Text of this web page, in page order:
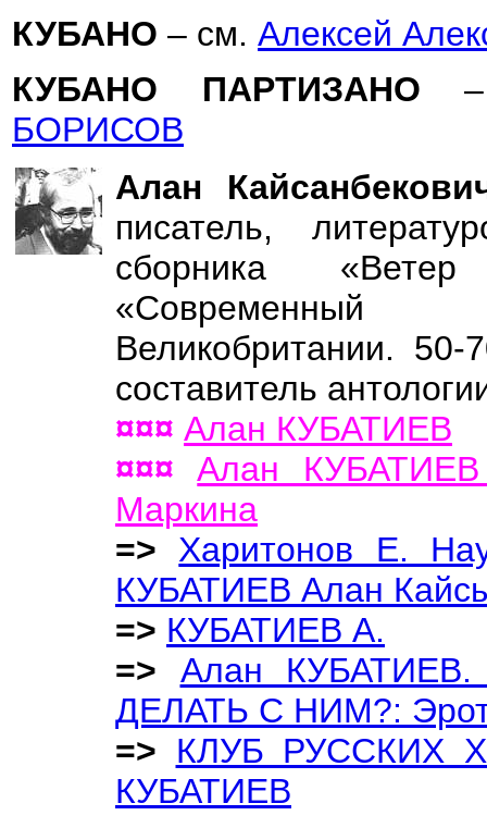
КУБАНО – см. Алексей
КУБАНО ПАРТИЗАНО
БОРИСОВ
Алан
писатель,
сборника
«Современный
Великобритании.
составитель
¤¤¤ Алан КУБАТИЕВ
¤¤¤
Алан
Маркина
=> Харитонов Е.
КУБАТИЕВ Алан
=> КУБАТИЕВ А.
=> Алан
ДЕЛАТЬ С НИМ?:
=> КЛУБ РУССКИХ
КУБАТИЕВ